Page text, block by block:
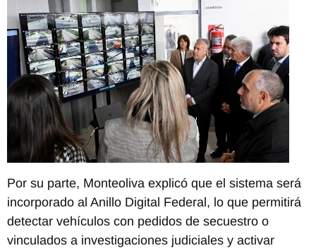
Por su parte, Monteoliva explicó que el sistema será
incorporado al Anillo Digital Federal, lo que permitirá
detectar vehículos con pedidos de secuestro o
vinculados a investigaciones judiciales y activar